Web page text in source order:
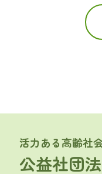
活力ある高齢社
公益社団